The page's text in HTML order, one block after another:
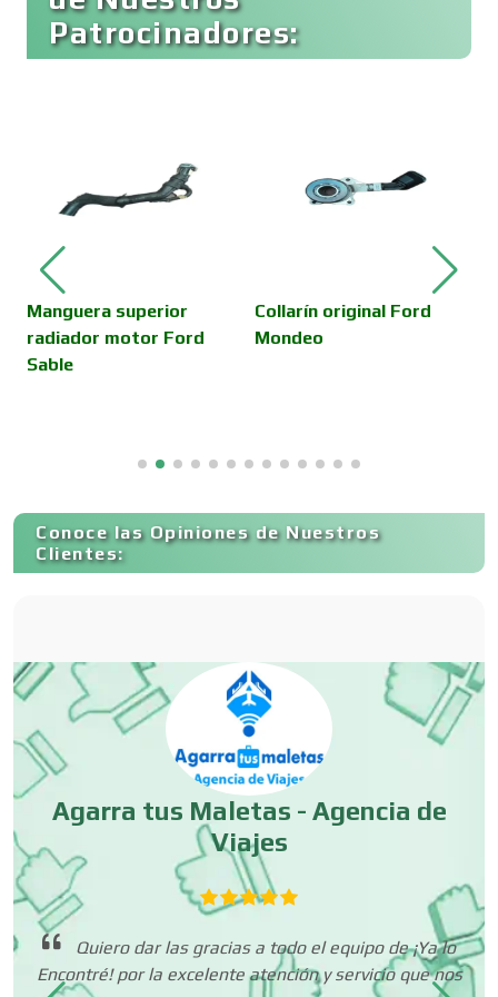
Cocinas Integrales
Compresores de aire
Contadores
Conversiones Automotrices
Cortinas, Persianas y Alfombras
Cremerías y Salchichonerías
Patrocinadores:
Manguera superior
radiador motor Ford
Sable
Collarín original Ford
Mondeo
Conoce las Opiniones de Nuestros
Clientes:
Agarra tus Maletas - Agencia de
Viajes
Quiero dar las gracias a todo el equipo de ¡Ya lo
Encontré! por la excelente atención y servicio que nos